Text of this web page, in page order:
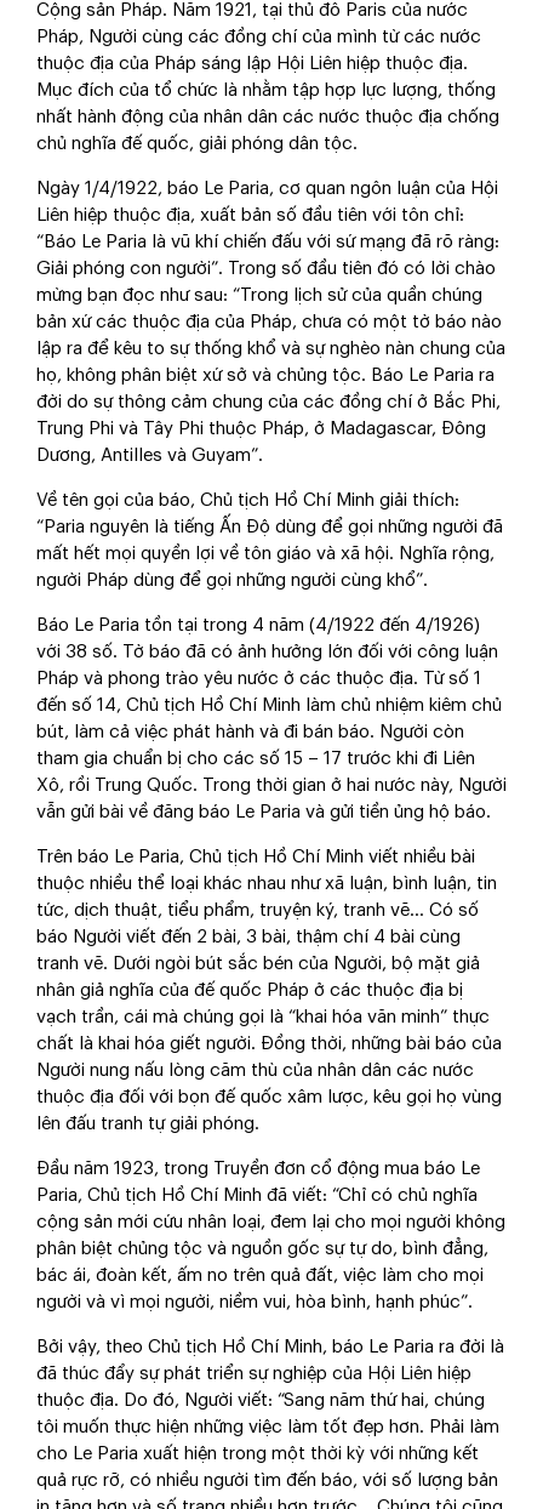
Cộng sản Pháp. Năm 1921, tại thủ đô Paris của nước
Pháp, Người cùng các đồng chí của mình từ các nước
thuộc địa của Pháp sáng lập Hội Liên hiệp thuộc địa.
Mục đích của tổ chức là nhằm tập hợp lực lượng, thống
nhất hành động của nhân dân các nước thuộc địa chống
chủ nghĩa đế quốc, giải phóng dân tộc.
Ngày 1/4/1922, báo Le Paria, cơ quan ngôn luận của Hội
Liên hiệp thuộc địa, xuất bản số đầu tiên với tôn chỉ:
“Báo Le Paria là vũ khí chiến đấu với sứ mạng đã rõ ràng:
Giải phóng con người”. Trong số đầu tiên đó có lời chào
mừng bạn đọc như sau: “Trong lịch sử của quần chúng
bản xứ các thuộc địa của Pháp, chưa có một tờ báo nào
lập ra để kêu to sự thống khổ và sự nghèo nàn chung của
họ, không phân biệt xứ sở và chủng tộc. Báo Le Paria ra
đời do sự thông cảm chung của các đồng chí ở Bắc Phi,
Trung Phi và Tây Phi thuộc Pháp, ở Madagascar, Đông
Dương, Antilles và Guyam”.
Về tên gọi của báo, Chủ tịch Hồ Chí Minh giải thích:
“Paria nguyên là tiếng Ấn Độ dùng để gọi những người đã
mất hết mọi quyền lợi về tôn giáo và xã hội. Nghĩa rộng,
người Pháp dùng để gọi những người cùng khổ”.
Báo Le Paria tồn tại trong 4 năm (4/1922 đến 4/1926)
với 38 số. Tờ báo đã có ảnh hưởng lớn đối với công luận
Pháp và phong trào yêu nước ở các thuộc địa. Từ số 1
đến số 14, Chủ tịch Hồ Chí Minh làm chủ nhiệm kiêm chủ
bút, làm cả việc phát hành và đi bán báo. Người còn
tham gia chuẩn bị cho các số 15 – 17 trước khi đi Liên
Xô, rồi Trung Quốc. Trong thời gian ở hai nước này, Người
vẫn gửi bài về đăng báo Le Paria và gửi tiền ủng hộ báo.
Trên báo Le Paria, Chủ tịch Hồ Chí Minh viết nhiều bài
thuộc nhiều thể loại khác nhau như xã luận, bình luận, tin
tức, dịch thuật, tiểu phẩm, truyện ký, tranh vẽ… Có số
báo Người viết đến 2 bài, 3 bài, thậm chí 4 bài cùng
tranh vẽ. Dưới ngòi bút sắc bén của Người, bộ mặt giả
nhân giả nghĩa của đế quốc Pháp ở các thuộc địa bị
vạch trần, cái mà chúng gọi là “khai hóa văn minh” thực
chất là khai hóa giết người. Đồng thời, những bài báo của
Người nung nấu lòng căm thù của nhân dân các nước
thuộc địa đối với bọn đế quốc xâm lược, kêu gọi họ vùng
lên đấu tranh tự giải phóng.
Đầu năm 1923, trong Truyền đơn cổ động mua báo Le
Paria, Chủ tịch Hồ Chí Minh đã viết: “Chỉ có chủ nghĩa
cộng sản mới cứu nhân loại, đem lại cho mọi người không
phân biệt chủng tộc và nguồn gốc sự tự do, bình đẳng,
bác ái, đoàn kết, ấm no trên quả đất, việc làm cho mọi
người và vì mọi người, niềm vui, hòa bình, hạnh phúc”.
Bởi vậy, theo Chủ tịch Hồ Chí Minh, báo Le Paria ra đời là
đã thúc đẩy sự phát triển sự nghiệp của Hội Liên hiệp
thuộc địa. Do đó, Người viết: “Sang năm thứ hai, chúng
tôi muốn thực hiện những việc làm tốt đẹp hơn. Phải làm
cho Le Paria xuất hiện trong một thời kỳ với những kết
quả rực rỡ, có nhiều người tìm đến báo, với số lượng bản